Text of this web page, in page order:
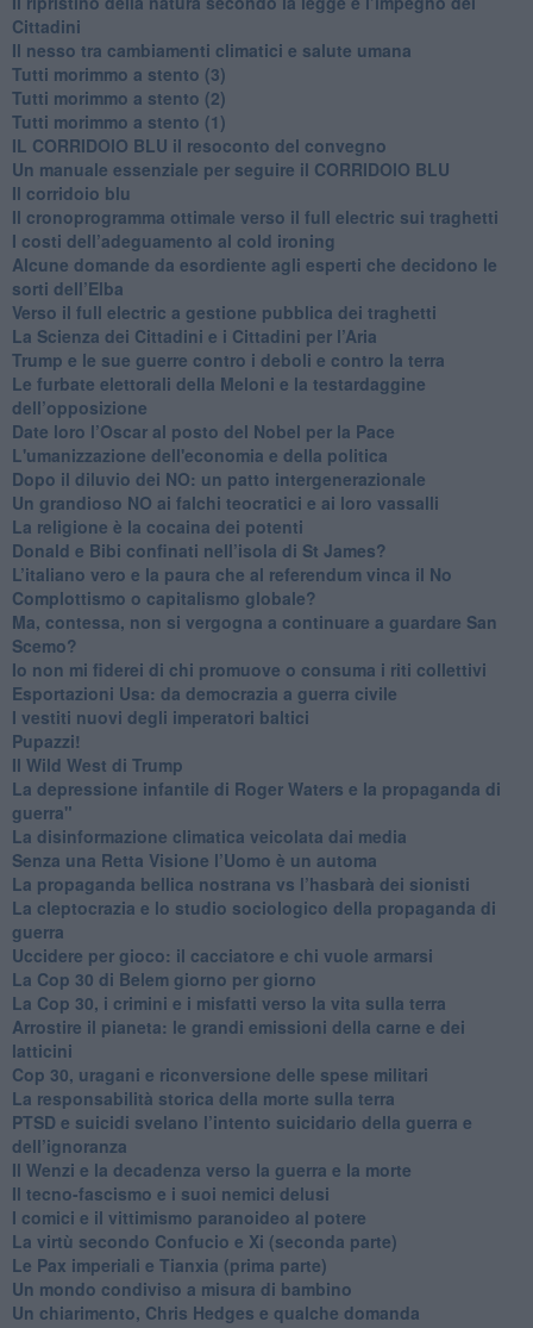
Cittadini
Il nesso tra cambiamenti climatici e salute umana
Tutti morimmo a stento (3)
Tutti morimmo a stento (2)
​Tutti morimmo a stento (1)
IL CORRIDOIO BLU il resoconto del convegno
Un manuale essenziale per seguire il CORRIDOIO BLU
Il corridoio blu
​Il cronoprogramma ottimale verso il full electric sui traghetti
​I costi dell’adeguamento al cold ironing
Alcune domande da esordiente agli esperti che decidono le
sorti dell’Elba
Verso il full electric a gestione pubblica dei traghetti​
​La Scienza dei Cittadini e i Cittadini per l’Aria
Trump e le sue guerre contro i deboli e contro la terra
​Le furbate elettorali della Meloni e la testardaggine
dell’opposizione
​Date loro l’Oscar al posto del Nobel per la Pace
L'umanizzazione dell'economia e della politica
​Dopo il diluvio dei NO: un patto intergenerazionale
​Un grandioso NO ai falchi teocratici e ai loro vassalli
La religione è la cocaina dei potenti
Donald e Bibi confinati nell’isola di St James?
L’italiano vero e la paura che al referendum vinca il No
​Complottismo o capitalismo globale?
​Ma, contessa, non si vergogna a continuare a guardare San
Scemo?
​Io non mi fiderei di chi promuove o consuma i riti collettivi
Esportazioni Usa: da democrazia a guerra civile
​I vestiti nuovi degli imperatori baltici
​Pupazzi!
​Il Wild West di Trump
​La depressione infantile di Roger Waters e la propaganda di
guerra"
​La disinformazione climatica veicolata dai media
Senza una Retta Visione l’Uomo è un automa
​La propaganda bellica nostrana vs l’hasbarà dei sionisti
​La cleptocrazia e lo studio sociologico della propaganda di
guerra
​Uccidere per gioco: il cacciatore e chi vuole armarsi
​La Cop 30 di Belem giorno per giorno
La Cop 30, i crimini e i misfatti verso la vita sulla terra
Arrostire il pianeta: le grandi emissioni della carne e dei
latticini
​Cop 30, uragani e riconversione delle spese militari
La responsabilità storica della morte sulla terra
PTSD e suicidi svelano l’intento suicidario della guerra e
dell’ignoranza
Il Wenzi e la decadenza verso la guerra e la morte
​Il tecno-fascismo e i suoi nemici delusi
​I comici e il vittimismo paranoideo al potere
​La virtù secondo Confucio e Xi (seconda parte)
Le Pax imperiali e Tianxia (prima parte)
Un mondo condiviso a misura di bambino
​Un chiarimento, Chris Hedges e qualche domanda